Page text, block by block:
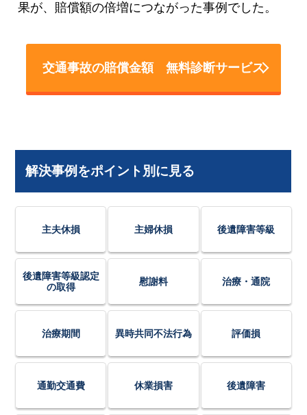
果が、賠償額の倍増につながった事例でした。
交通事故の賠償金額 無料診断サービス
解決事例をポイント別に見る
主夫休損 主婦休損 後遺障害等級
後遺障害等級認定
の取得
慰謝料 治療・通院
治療期間 異時共同不法行為 評価損
通勤交通費 休業損害 後遺障害